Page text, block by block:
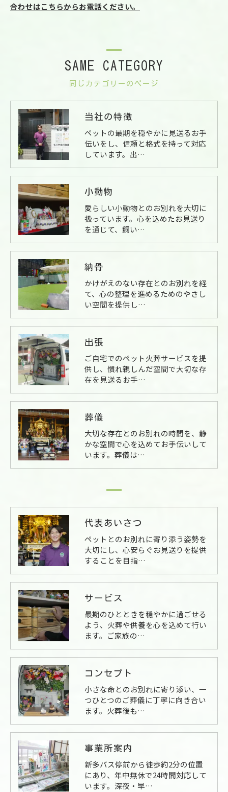
合わせはこちらからお電話ください。
同じカテゴリーのページ
SAME CATEGORY
当社の特徴
ペットの最期を穏やかに見送るお手
伝いをし、信頼と格式を持って対応
しています。出…
小動物
愛らしい小動物とのお別れを大切に
扱っています。心を込めたお見送り
を通じて、飼い…
納骨
かけがえのない存在とのお別れを経
て、心の整理を進めるためのやさし
い空間を提供し…
出張
ご自宅でのペット火葬サービスを提
供し、慣れ親しんだ空間で大切な存
在を見送るお手…
葬儀
大切な存在とのお別れの時間を、静
かな空間で心を込めてお手伝いして
います。葬儀は…
代表あいさつ
ペットとのお別れに寄り添う姿勢を
大切にし、心安らぐお見送りを提供
することを目指…
サービス
最期のひとときを穏やかに過ごせる
よう、火葬や供養を心を込めて行い
ます。ご家族の…
コンセプト
小さな命とのお別れに寄り添い、一
つひとつのご葬儀に丁寧に向き合い
ます。火葬後も…
事業所案内
新多バス停前から徒歩約2分の位置
にあり、年中無休で24時間対応して
います。深夜・早…